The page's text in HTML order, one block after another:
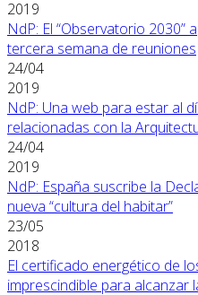
2019
NdP: El “Observatorio 2030”
tercera semana de reuniones
24/04
2019
NdP: Una web para estar al
relacionadas con la
24/04
2019
NdP: España suscribe la
nueva “cultura del habitar”
23/05
2018
El certificado energético de
imprescindible para alcanzar